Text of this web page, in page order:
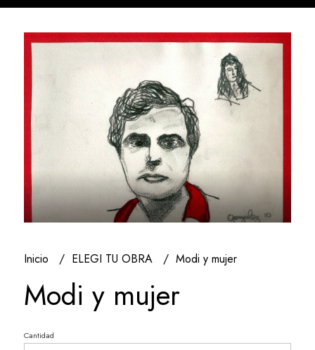
Inicio ELEGI TU OBRA Modi y mujer
Modi y mujer
Cantidad